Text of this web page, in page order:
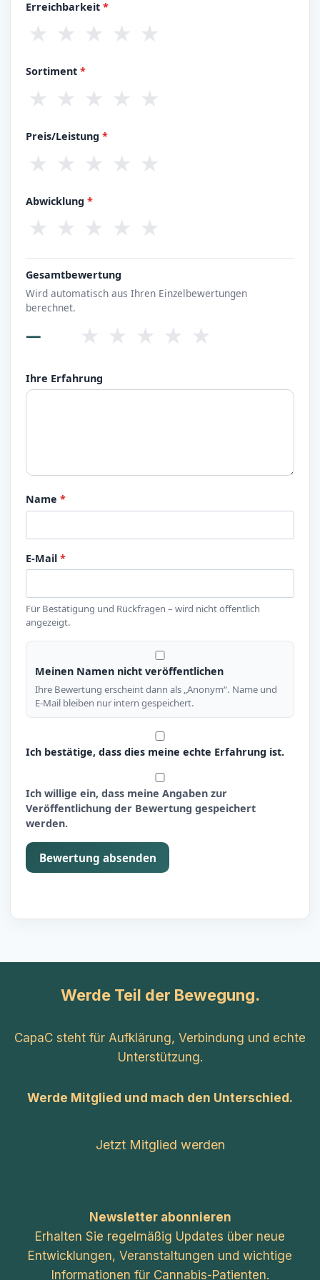
Erreichbarkeit*
★ ★ ★ ★ ★
Sortiment*
★ ★ ★ ★ ★
Preis/Leistung*
★ ★ ★ ★ ★
Abwicklung*
★ ★ ★ ★ ★
Gesamtbewertung
Wird automatisch aus Ihren Einzelbewertungen
berechnet.
— ★ ★ ★ ★ ★
Ihre Erfahrung
Name*
E-Mail*
Für Bestätigung und Rückfragen – wird nicht öffentlich
angezeigt.
Meinen Namen nicht veröffentlichen
Ihre Bewertung erscheint dann als „Anonym“. Name und
E-Mail bleiben nur intern gespeichert.
Ich bestätige, dass dies meine echte Erfahrung ist.
Ich willige ein, dass meine Angaben zur
Veröffentlichung der Bewertung gespeichert
werden.
Bewertung absenden
Werde Teil der Bewegung.
CapaC steht für Aufklärung, Verbindung und echte
Unterstützung.
Werde Mitglied und mach den Unterschied.
Jetzt Mitglied werden
Newsletter abonnieren
Erhalten Sie regelmäßig Updates über neue
Entwicklungen, Veranstaltungen und wichtige
Informationen für Cannabis-Patienten.